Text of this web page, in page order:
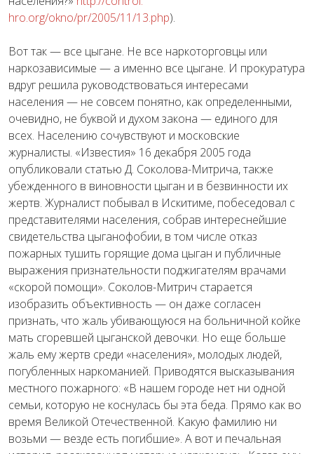
hro.org/okno/pr/2005/11/13.php).
Вот так — все цыгане. Не все наркоторговцы или
наркозависимые — а именно все цыгане. И прокуратура
вдруг решила руководствоваться интересами
населения — не совсем понятно, как определенными,
очевидно, не буквой и духом закона — единого для
всех. Населению сочувствуют и московские
журналисты. «Известия» 16 декабря 2005 года
опубликовали статью Д. Соколова-Митрича, также
убежденного в виновности цыган и в безвинности их
жертв. Журналист побывал в Искитиме, побеседовал с
представителями населения, собрав интереснейшие
свидетельства цыганофобии, в том числе отказ
пожарных тушить горящие дома цыган и публичные
выражения признательности поджигателям врачами
«скорой помощи». Соколов-Митрич старается
изобразить объективность — он даже согласен
признать, что жаль убивающуюся на больничной койке
мать сгоревшей цыганской девочки. Но еще больше
жаль ему жертв среди «населения», молодых людей,
погубленных наркоманией. Приводятся высказывания
местного пожарного: «В нашем городе нет ни одной
семьи, которую не коснулась бы эта беда. Прямо как во
время Великой Отечественной. Какую фамилию ни
возьми — везде есть погибшие». А вот и печальная